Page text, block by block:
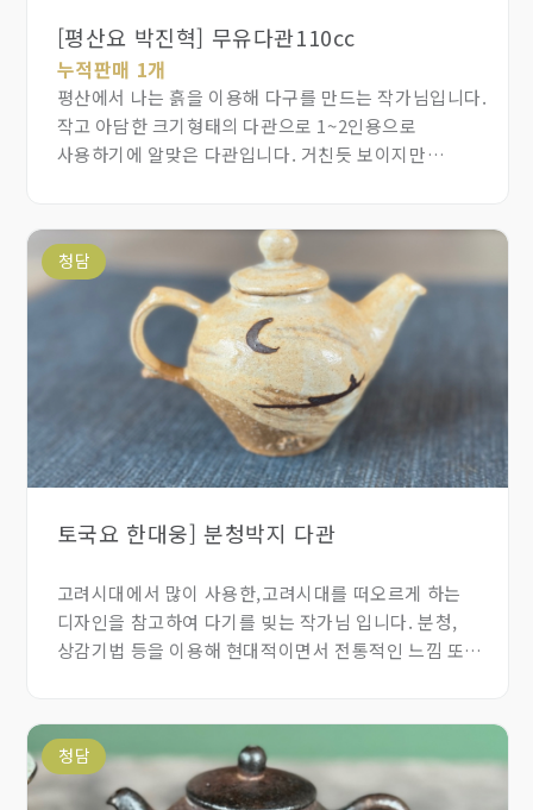
[평산요 박진혁] 무유다관110cc
누적판매 1개
평산에서 나는 흙을 이용해 다구를 만드는 작가님입니다.
작고 아담한 크기형태의 다관으로 1~2인용으로
사용하기에 알맞은 다관입니다. 거친듯 보이지만
청담
토국요 한대웅] 분청박지 다관
고려시대에서 많이 사용한,고려시대를 떠오르게 하는
디자인을 참고하여 다기를 빚는 작가님 입니다. 분청,
상감기법 등을 이용해 현대적이면서 전통적인 느낌 또한
청담